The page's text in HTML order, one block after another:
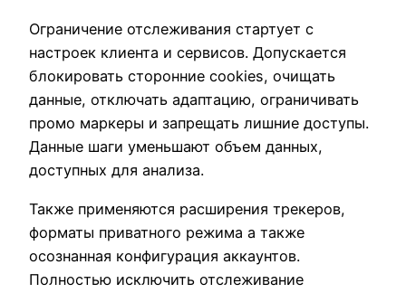
Ограничение отслеживания стартует с
настроек клиента и сервисов. Допускается
блокировать сторонние cookies, очищать
данные, отключать адаптацию, ограничивать
промо маркеры и запрещать лишние доступы.
Данные шаги уменьшают объем данных,
доступных для анализа.
Также применяются расширения трекеров,
форматы приватного режима а также
осознанная конфигурация аккаунтов.
Полностью исключить отслеживание